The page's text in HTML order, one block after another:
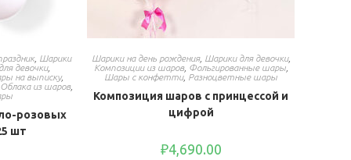
, Шарики
девочки,
на выписку,
Облака из шаров,
розовых
шт
Шарики на день рождения, Шарики для девочки,
Композиции из шаров, Фольгированные шары,
Шары с конфетти, Разноцветные шары
Композиция шаров с принцессой и
цифрой
₽4,690.00